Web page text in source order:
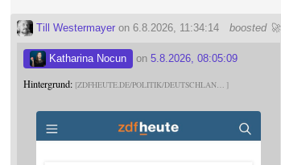
boosted 🚀
Till Westermayer on 6.8.2026, 11:34:14
Katharina Nocun on5.8.2026, 08:05:09
Hintergrund: ZDFHEUTE.DE/POLITIK/DEUTSCHLAN